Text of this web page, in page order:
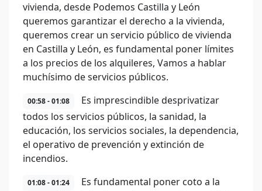
vivienda, desde Podemos Castilla y León
queremos garantizar el derecho a la vivienda,
queremos crear un servicio público de vivienda
en Castilla y León, es fundamental poner límites
a los precios de los alquileres, Vamos a hablar
muchísimo de servicios públicos.
00:58 - 01:08
Es imprescindible desprivatizar
todos los servicios públicos, la sanidad, la
educación, los servicios sociales, la dependencia,
el operativo de prevención y extinción de
incendios.
01:08 - 01:24
Es fundamental poner coto a la